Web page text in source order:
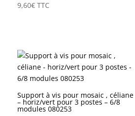
9,60€ TTC
Support à vis pour mosaic , céliane
– horiz/vert pour 3 postes – 6/8
modules 080253